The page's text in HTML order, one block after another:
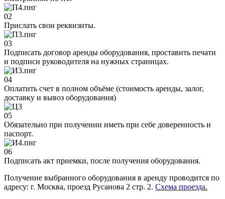
02
Прислать свои реквизиты.
03
Подписать договор аренды оборудования, проставить печати
и подписи руководителя на нужных страницах.
04
Оплатить счет в полном объёме (стоимость аренды, залог,
доставку и вывоз оборудования)
05
Обязательно при получении иметь при себе доверенность и
паспорт.
06
Подписать акт приемки, после получения оборудования.
Получение выбранного оборудования в аренду проводится по
адресу: г. Москва, проезд Русанова 2 стр. 2. Схема проезда.